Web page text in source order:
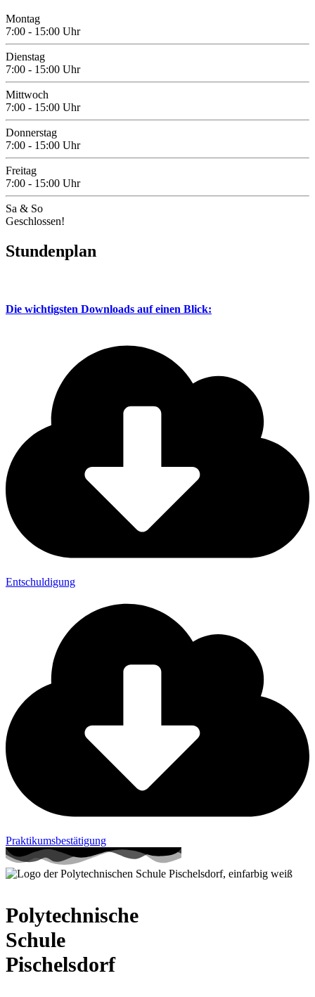
Montag
7:00 - 15:00 Uhr
Dienstag
7:00 - 15:00 Uhr
Mittwoch
7:00 - 15:00 Uhr
Donnerstag
7:00 - 15:00 Uhr
Freitag
7:00 - 15:00 Uhr
Sa & So
Geschlossen!
Stundenplan
Die wichtigsten Downloads auf einen Blick:
Entschuldigung
Praktikumsbestätigung
Polytechnische
Schule
Pischelsdorf